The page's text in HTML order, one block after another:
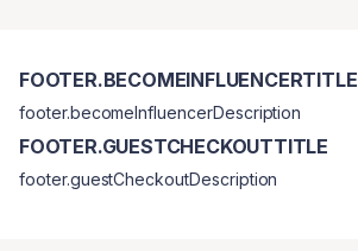
FOOTER.BECOMEINFLUENCERTITLE
footer.becomeInfluencerDescription
FOOTER.GUESTCHECKOUTTITLE
footer.guestCheckoutDescription